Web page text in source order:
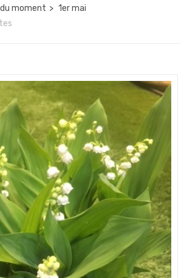
moment
1er mai